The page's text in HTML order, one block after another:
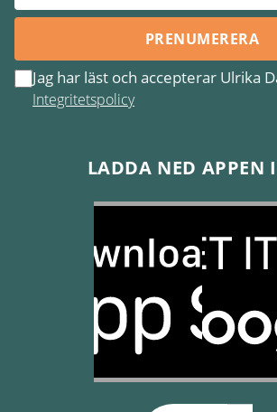
PRENUMERERA
Jag har läst och accepterar Ulrika
Integritetspolicy
LADDA NED APPEN